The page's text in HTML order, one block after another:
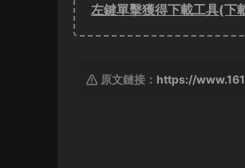
左鍵單擊獲得下載工具(下
原文鏈接： https://